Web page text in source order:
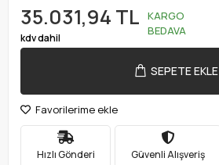
35.031,94 TL
kdv dahil
KARGO
BEDAVA
SEPETE EKLE
Favorilerime ekle
Hızlı Gönderi Güvenli Alışveriş